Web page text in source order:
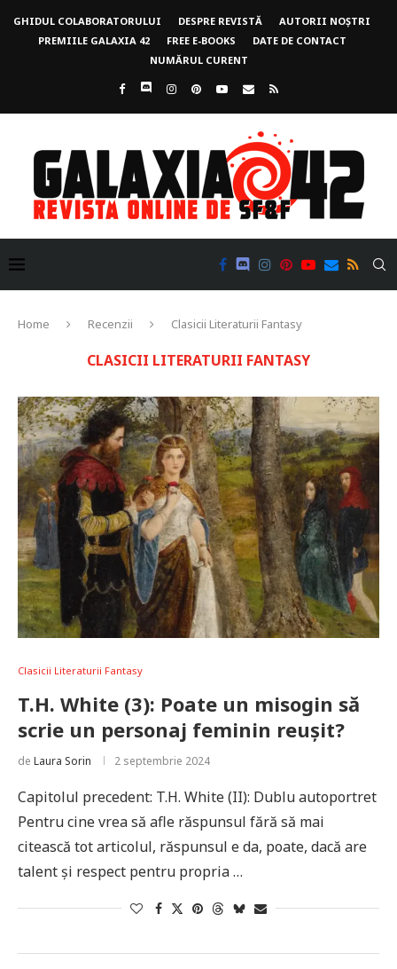
GHIDUL COLABORATORULUI DESPRE REVISTĂ
AUTORII NOȘTRI
PREMIILE GALAXIA 42
FREE E-BOOKS
DATE DE CONTACT
NUMĂRUL CURENT
Home Recenzii Clasicii Literaturii Fantasy
CLASICII LITERATURII FANTASY
Clasicii Literaturii Fantasy
T.H. White (3): Poate un misogin să
scrie un personaj feminin reușit?
de Laura Sorin 2 septembrie 2024
Capitolul precedent: T.H. White (II): Dublu autoportret
Pentru cine vrea să afle răspunsul fără să mai
citească tot articolul, răspunsul e da, poate, dacă are
talent și respect pentru propria …